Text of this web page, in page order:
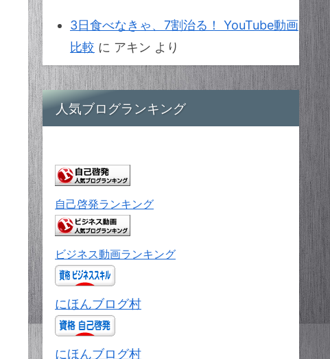
3日食べなきゃ、7割治る！ YouTube動画
比較 に アキン より
人気ブログランキング
自己啓発ランキング
ビジネス動画ランキング
にほんブログ村
にほんブログ村